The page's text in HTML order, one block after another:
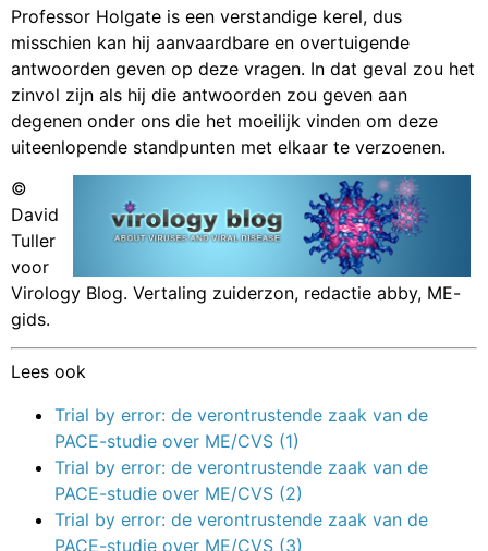
Professor Holgate is een verstandige kerel, dus
misschien kan hij aanvaardbare en overtuigende
antwoorden geven op deze vragen. In dat geval zou het
zinvol zijn als hij die antwoorden zou geven aan
degenen onder ons die het moeilijk vinden om deze
uiteenlopende standpunten met elkaar te verzoenen.
©
David
Tuller
voor
Virology Blog. Vertaling zuiderzon, redactie abby, ME-
gids.
Lees ook
Trial by error: de verontrustende zaak van de
PACE-studie over ME/CVS (1)
Trial by error: de verontrustende zaak van de
PACE-studie over ME/CVS (2)
Trial by error: de verontrustende zaak van de
PACE-studie over ME/CVS (3)